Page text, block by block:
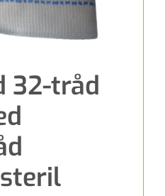
32-tråd